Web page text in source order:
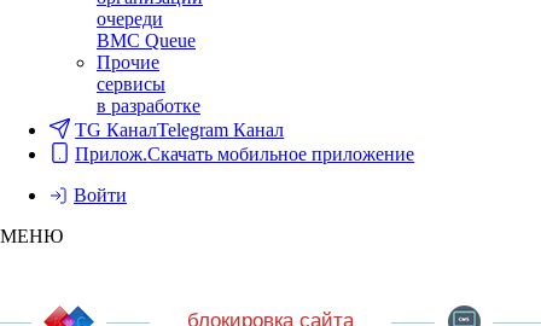
очереди
BMC Queue
Прочие
сервисы
в разработке
TG КаналTelegram Канал
Прилож.Скачать мобильное приложение
Войти
МЕНЮ
блокировка сайта